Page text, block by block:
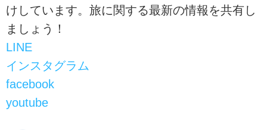
けしています。旅に関する最新の情報を共有し
ましょう！
LINE
インスタグラム
facebook
youtube